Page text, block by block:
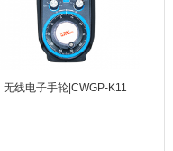
无线电子手轮|CWGP-K11